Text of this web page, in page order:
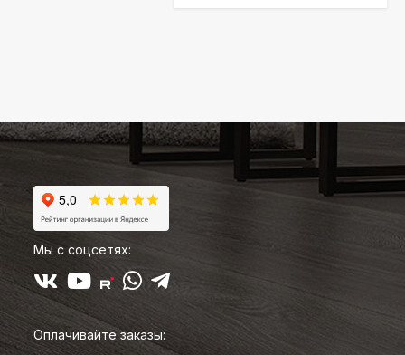
Мы с соцсетях:
Оплачивайте заказы: